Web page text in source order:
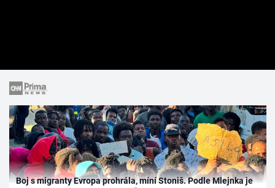
Boj s migranty Evropa prohrála, míní Stoniš. Podle Mlejnka je